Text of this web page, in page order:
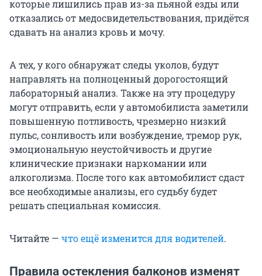
которые лишились прав из-за пьяной езды или
отказались от медосвидетельствования, придётся
сдавать на анализ кровь и мочу.
А тех, у кого обнаружат следы уколов, будут
направлять на полноценный дорогостоящий
лабораторный анализ. Также на эту процедуру
могут отправить, если у автомобилиста заметили
повышенную потливость, чрезмерно низкий
пульс, сонливость или возбуждение, тремор рук,
эмоциональную неустойчивость и другие
клинические признаки наркомании или
алкоголизма. После того как автомобилист сдаст
все необходимые анализы, его судьбу будет
решать специальная комиссия.
Читайте — что ещё изменится для водителей.
Правила остекления балконов изменят